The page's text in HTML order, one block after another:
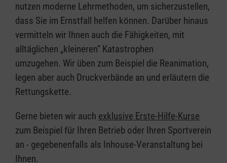
nutzen moderne Lehrmethoden, um sicherzustellen,
dass Sie im Ernstfall helfen können. Darüber hinaus
vermitteln wir Ihnen auch die Fähigkeiten, mit
alltäglichen „kleineren” Katastrophen
umzugehen. Wir üben zum Beispiel die Reanimation,
legen aber auch Druckverbände an und erläutern die
Rettungskette.
Gerne bieten wir auch exklusive Erste-Hilfe-Kurse
zum Beispiel für Ihren Betrieb oder Ihren Sportverein
an - gegebenenfalls als Inhouse-Veranstaltung bei
Ihnen.